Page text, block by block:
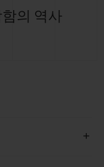
의 역사
+